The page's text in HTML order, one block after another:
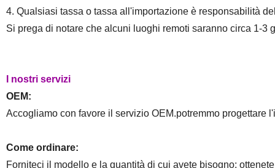
4. Qualsiasi tassa o tassa all'importazione è responsabilità
Si prega di notare che alcuni luoghi remoti saranno circa 1-3
I nostri servizi
OEM:
Accogliamo con favore il servizio OEM.potremmo progettare
Come ordinare:
Forniteci il modello e la quantità di cui avete bisogno;